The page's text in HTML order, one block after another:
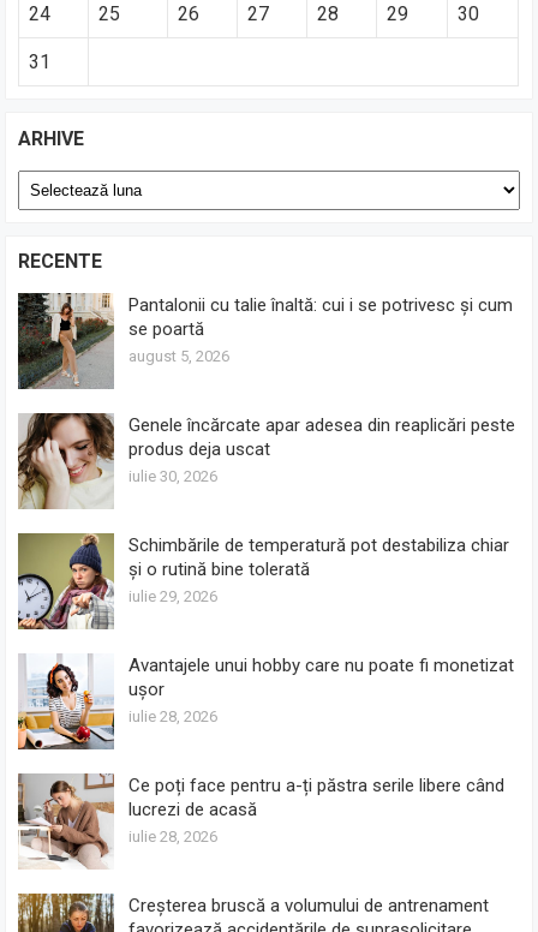
24 25 26 27 28 29 30
31
ARHIVE
Arhive
RECENTE
Pantalonii cu talie înaltă: cui i se potrivesc și cum
se poartă
august 5, 2026
Genele încărcate apar adesea din reaplicări peste
produs deja uscat
iulie 30, 2026
Schimbările de temperatură pot destabiliza chiar
și o rutină bine tolerată
iulie 29, 2026
Avantajele unui hobby care nu poate fi monetizat
ușor
iulie 28, 2026
Ce poți face pentru a-ți păstra serile libere când
lucrezi de acasă
iulie 28, 2026
Creșterea bruscă a volumului de antrenament